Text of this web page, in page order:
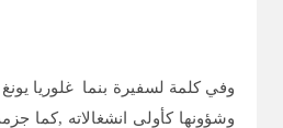
وشؤونها كأولى انشغالاته ,كما